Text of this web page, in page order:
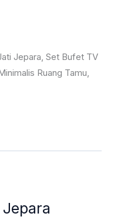
Jepara, Set Bufet TV
Ruang Tamu,